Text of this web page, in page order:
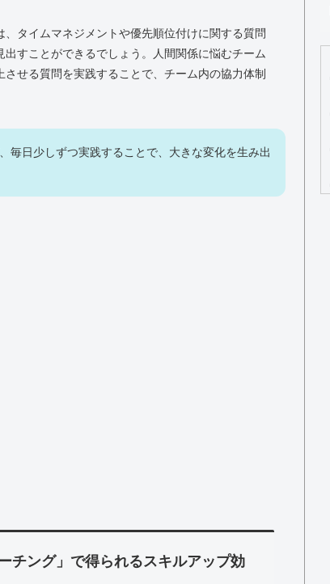
タイムマネジメントや優先順位付けに関する質問
すことができるでしょう。人間関係に悩むチーム
せる質問を実践することで、チーム内の協力体制
毎日少しずつ実践することで、大きな変化を生み出
チング」で得られるスキルアップ効